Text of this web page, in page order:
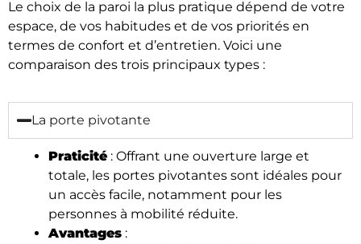
Le choix de la paroi la plus pratique dépend de votre
espace, de vos habitudes et de vos priorités en
termes de confort et d’entretien. Voici une
comparaison des trois principaux types :
La porte pivotante
Praticité : Offrant une ouverture large et
totale, les portes pivotantes sont idéales pour
un accès facile, notamment pour les
personnes à mobilité réduite.
Avantages :